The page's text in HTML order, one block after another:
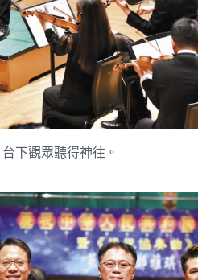
下觀眾聽得神往。